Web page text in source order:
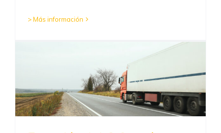
> Más información